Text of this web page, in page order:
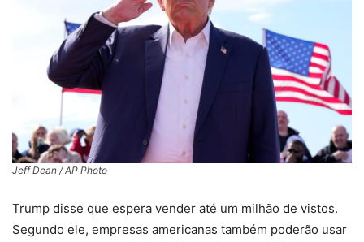
Jeff Dean / AP Photo
Trump disse que espera vender até um milhão de vistos.
Segundo ele, empresas americanas também poderão usar